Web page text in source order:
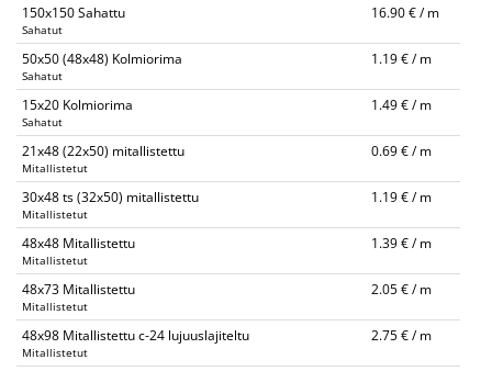
150x150 Sahattu
Sahatut
16.90 € / m
50x50 (48x48) Kolmiorima
Sahatut
1.19 € / m
15x20 Kolmiorima
Sahatut
1.49 € / m
21x48 (22x50) mitallistettu
Mitallistetut
0.69 € / m
30x48 ts (32x50) mitallistettu
Mitallistetut
1.19 € / m
48x48 Mitallistettu
Mitallistetut
1.39 € / m
48x73 Mitallistettu
Mitallistetut
2.05 € / m
48x98 Mitallistettu c-24 lujuuslajiteltu
Mitallistetut
2.75 € / m